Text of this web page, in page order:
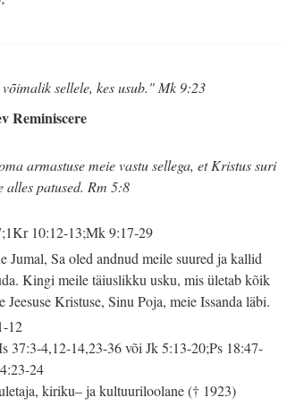
sellele, kes usub." Mk 9:23
Reminiscere
armastuse meie vastu sellega, et Kristus suri
alles patused. Rm 5:8
10:12-13;Mk 9:17-29
Jumal, Sa oled andnud meile suured ja kallid
Kingi meile täiuslikku usku, mis ületab kõik
Jeesuse Kristuse, Sinu Poja, meie Issanda läbi.
12
37:3-4,12-14,23-36 või Jk 5:13-20;Ps 18:47-
24
kiriku– ja kultuuriloolane († 1923)